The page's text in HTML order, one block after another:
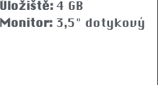
Úložiště: 4 GB
Monitor: 3,5" dotykový